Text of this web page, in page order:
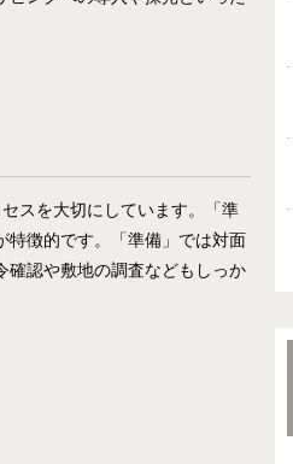
スを大切にしています。「準
特徴的です。「準備」では対面
確認や敷地の調査などもしっか